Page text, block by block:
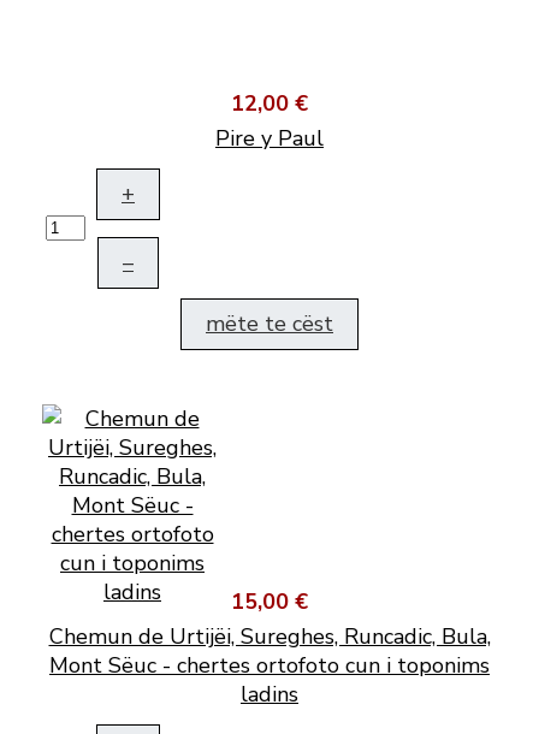
12,00 €
Pire y Paul
+
–
mëte te cëst
15,00 €
Chemun de Urtijëi, Sureghes, Runcadic, Bula,
Mont Sëuc - chertes ortofoto cun i toponims
ladins